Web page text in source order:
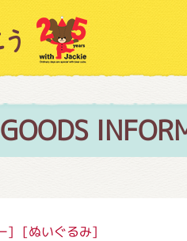
GOODS
] [ぬいぐるみ]
紹介